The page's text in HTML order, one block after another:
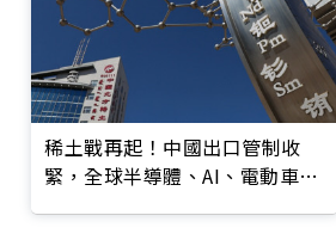
稀土戰再起！中國出口管制收
緊，全球半導體、AI、電動車、